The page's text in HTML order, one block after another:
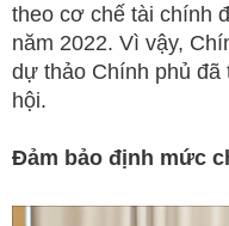
theo cơ chế tài chính
năm 2022. Vì vậy,
dự thảo Chính phủ
hội.
Đảm bảo định mức